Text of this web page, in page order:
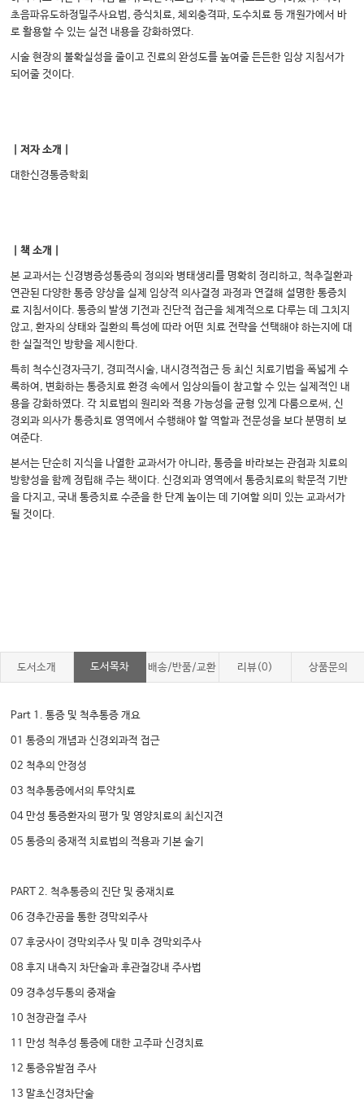
초음파유도하정밀주사요법, 증식치료, 체외충격파, 도수치료 등 개원가에서 바
로 활용할 수 있는 실전 내용을 강화하였다.
시술 현장의 불확실성을 줄이고 진료의 완성도를 높여줄 든든한 임상 지침서가
되어줄 것이다.
｜저자 소개｜
대한신경통증학회
｜책 소개｜
본 교과서는 신경병증성통증의 정의와 병태생리를 명확히 정리하고, 척추질환과
연관된 다양한 통증 양상을 실제 임상적 의사결정 과정과 연결해 설명한 통증치
료 지침서이다. 통증의 발생 기전과 진단적 접근을 체계적으로 다루는 데 그치지
않고, 환자의 상태와 질환의 특성에 따라 어떤 치료 전략을 선택해야 하는지에 대
한 실질적인 방향을 제시한다.
특히 척수신경자극기, 경피적시술, 내시경적접근 등 최신 치료기법을 폭넓게 수
록하여, 변화하는 통증치료 환경 속에서 임상의들이 참고할 수 있는 실제적인 내
용을 강화하였다. 각 치료법의 원리와 적용 가능성을 균형 있게 다룸으로써, 신
경외과 의사가 통증치료 영역에서 수행해야 할 역할과 전문성을 보다 분명히 보
여준다.
본서는 단순히 지식을 나열한 교과서가 아니라, 통증을 바라보는 관점과 치료의
방향성을 함께 정립해 주는 책이다. 신경외과 영역에서 통증치료의 학문적 기반
을 다지고, 국내 통증치료 수준을 한 단계 높이는 데 기여할 의미 있는 교과서가
될 것이다.
도서소개 도서목차 배송/반품/교환 리뷰(0) 상품문의
Part 1. 통증 및 척추통증 개요
01 통증의 개념과 신경외과적 접근
02 척추의 안정성
03 척추통증에서의 투약치료
04 만성 통증환자의 평가 및 영양치료의 최신지견
05 통증의 중재적 치료법의 적용과 기본 술기
PART 2. 척추통증의 진단 및 중재치료
06 경추간공을 통한 경막외주사
07 후궁사이 경막외주사 및 미추 경막외주사
08 후지 내측지 차단술과 후관절강내 주사법
09 경추성두통의 중재술
10 천장관절 주사
11 만성 척추성 통증에 대한 고주파 신경치료
12 통증유발점 주사
13 말초신경차단술